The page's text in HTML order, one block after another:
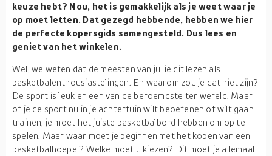
keuze hebt? Nou, het is gemakkelijk als je weet waar je
op moet letten. Dat gezegd hebbende, hebben we hier
de perfecte kopersgids samengesteld. Dus lees en
geniet van het winkelen.
Wel, we weten dat de meesten van jullie dit lezen als
basketbalenthousiastelingen. En waarom zou je dat niet zijn?
De sport is leuk en een van de beroemdste ter wereld. Maar
of je de sport nu in je achtertuin wilt beoefenen of wilt gaan
trainen, je moet het juiste basketbalbord hebben om op te
spelen. Maar waar moet je beginnen met het kopen van een
basketbalhoepel? Welke moet u kiezen? Dit moet je allemaal